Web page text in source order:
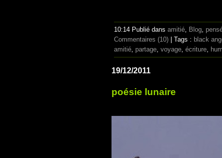
10:14 Publié dans amitié Blog
Commentaires (10) | Tags : black
amitié partage voyage écriture
19/12/2011
poésie lunaire